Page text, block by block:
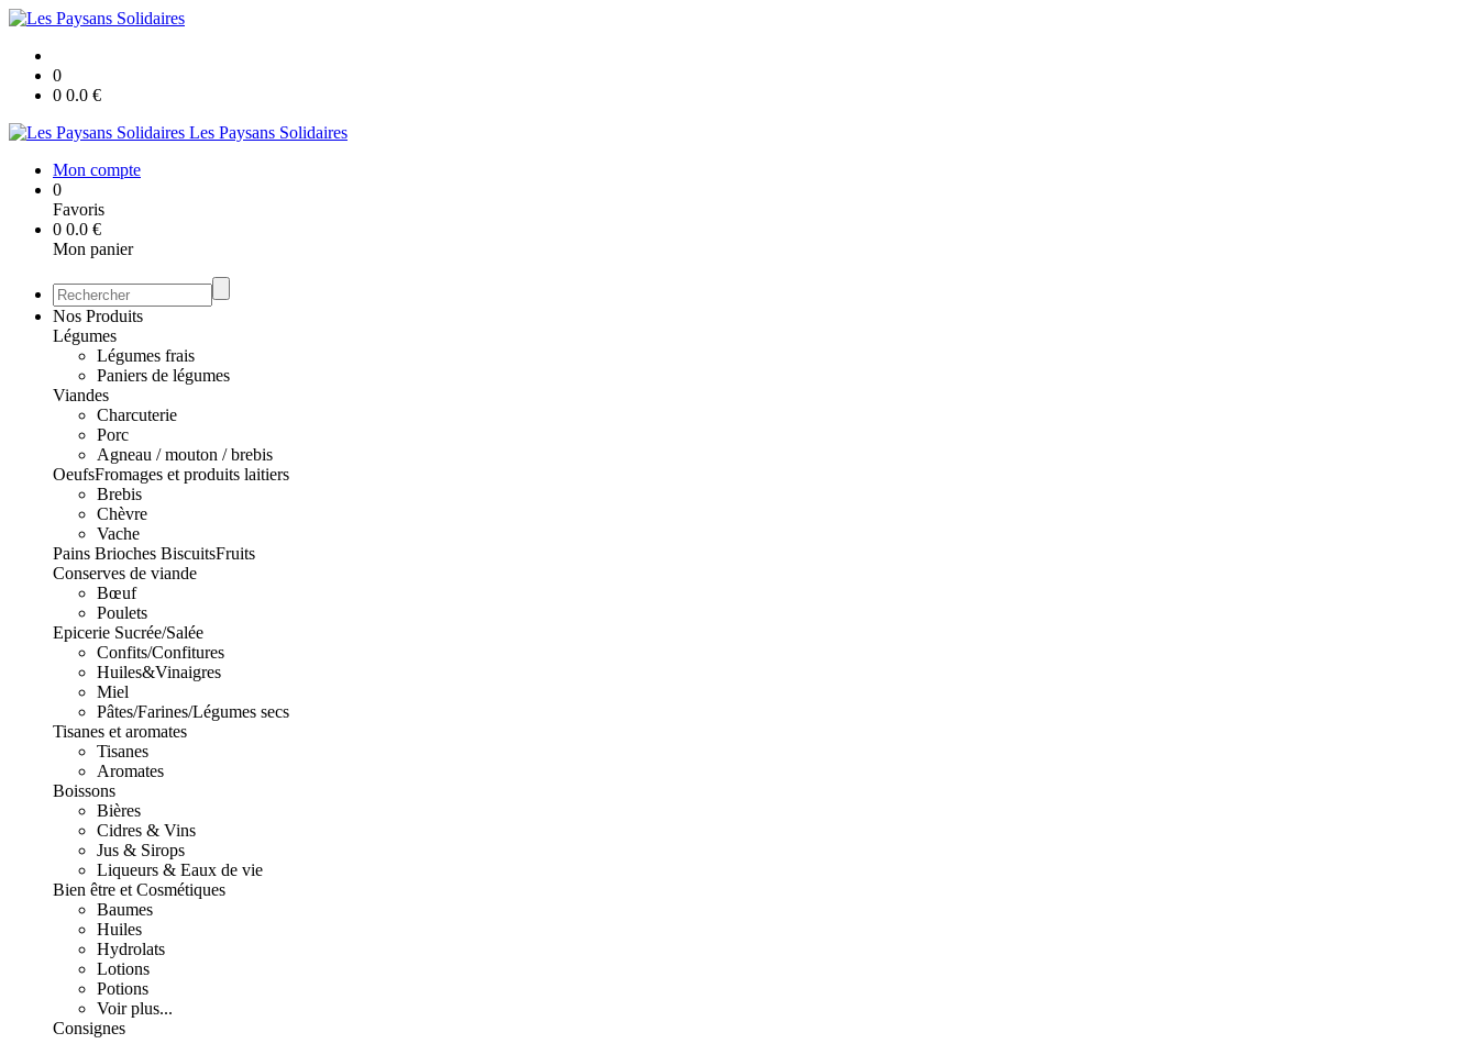
0
0 0.0 €
Les Paysans Solidaires
Mon compte
0
Favoris
0 0.0 €
Mon panier
Nos Produits
Légumes
Légumes frais
Paniers de légumes
Viandes
Charcuterie
Porc
Agneau / mouton / brebis
OeufsFromages et produits laitiers
Brebis
Chèvre
Vache
Pains Brioches BiscuitsFruits
Conserves de viande
Bœuf
Poulets
Epicerie Sucrée/Salée
Confits/Confitures
Huiles&Vinaigres
Miel
Pâtes/Farines/Légumes secs
Tisanes et aromates
Tisanes
Aromates
Boissons
Bières
Cidres & Vins
Jus & Sirops
Liqueurs & Eaux de vie
Bien être et Cosmétiques
Baumes
Huiles
Hydrolats
Lotions
Potions
Voir plus...
Consignes